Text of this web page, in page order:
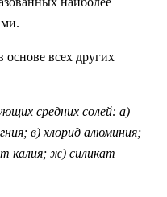
основе всех других
средних солей: а)
в) хлорид алюминия;
калия; ж) силикат